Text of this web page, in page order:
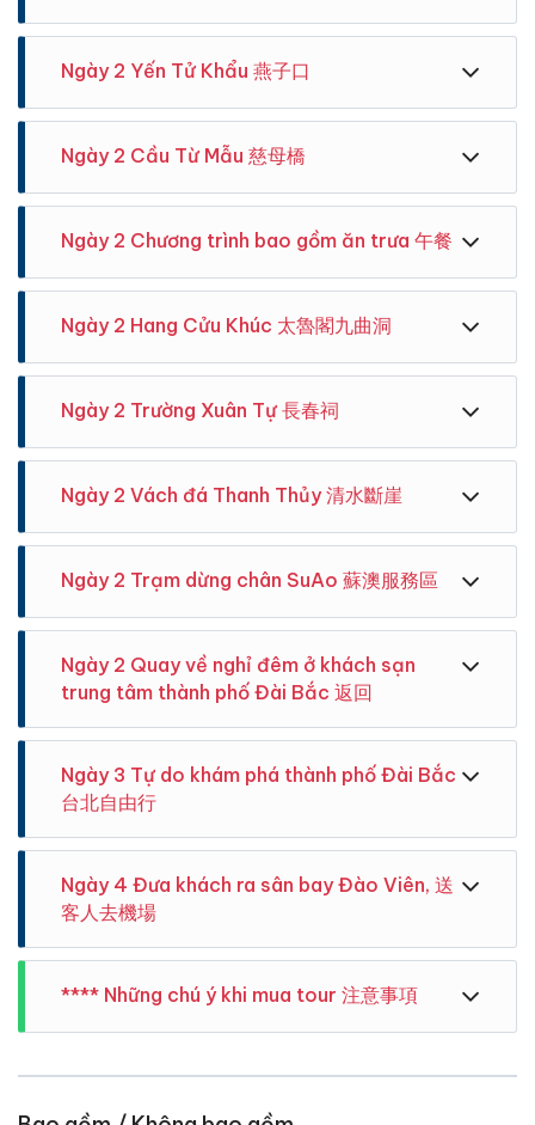
lửa Đài Bắc, cửa phía Đông số 3 (East 3) , trước đầu
chuẩn bị .
Điểm dừng đầu tiên trên hành trình là Trạm dừng
quán Starbucks duy nhất ở Đài Loan có cửa hàng
trong khu vực nhà máy xi măng, điểm check-in chụp
hình thường thấy trên các mạng xã hội gần đây. Nơi
đây, còn có những quầy hàng, bày bán đồ ăn vặt và
đáo của Hoa Liên, khiến du khách thích thú.
Trên đường đến Hoa Liên, Quý khách có thể nghỉ
bên đường, xuyên quan đường hầm Tuyết Sơn dài
nhất Đài Loan, từ trên xe có thể nhìn thấy toàn bộ
khung cảnh mục đồng xanh tươi, rộng lớn của Nghi
Lan, khiến lòng người thư thái, sảng khoái.Nằm cạnh
công trình kỷ niệm sự khai thông giữa phía Tây và
Đông Đài Loan.
Một sự kiện mang tính lịch sử và cũng là để tưởng
nhớ công lao của tổ tiên. Kiến trúc mang đậm phong
Đài Loan, vô cùng hiếm gặp.
[Đường mòn Shakadang]
giới, từ Cổng chào đến Thiên Tường, du khách sẽ đi
vách đá cẩm thạch dựng đứng và các đường hầm
trong hẻm núi, bạn sẽ có thể thưởng ngoạn được
toàn bộ phong cảnh trên đường đi
Đầu tiên du khách sẽ đi bộ dọc theo Đường mòn
Liwu trong vắt - Suối Shakadang. Nước ở đây trong
như pha lê, những viên sỏi dưới đáy lấp lánh, dòng
nước hiền hòa như nghệ nhân thiên nhiên đã khoét
sâu vào vách đá hoa cương hàng triệu năm để tạo
nên những hẻm núi sâu và hẹp.
Ngày 2 Yến Tử Khẩu 燕子口
[Yến Tử Khẩu]
nhiên của chim én vì vậy mà được gọi là Yến Tử
tuyệt đẹp của các vách đá, sự hùng vĩ của hẻm núi
cẩm thạch Taroko và địa hình hốc đá lỗi lõm đặc
trưng nhất ở đoạn này, được tạo ra do các mạch
nước ngầm và những dòng nước chảy xiết
Ngày 2 Cầu Từ Mẫu 慈母橋
[Cầu Từ Mẫu]
Mẫu, cây cầu được đặt tên bởi cố Tổng thống
nghe được câu chuyện xúc động về một người mẹ
bản địa, hàng ngày đều lên cầu, ngóng trông người
con trai yêu quý, đã bị dòng nước cuốn trôi với hy
vọng một ngày nào đó cậu bé sẽ trở về nhà.
Ngày 2 Chương trình bao gồm ăn trưa 午餐
Đến giờ ăn trưa, đoàn sẽ đến Thiên Tường và quý
đây.
Ngày 2 Hang Cửu Khúc 太魯閣九曲洞
[Hang động Cửu Khúc]
Sau bữa trưa, xe sẽ đưa du khách đến Hang động
núi Taroko, bạn có thể dễ dàng cảm nhận được sự kỳ
diệu của thiên nhiên và chiêm ngưỡng làn nước trong
vắt của Suối Liwu chảy xuyên qua hẻm núi đá cẩm
thạch tuyệt đẹp.
Ngày 2 Trường Xuân Tự 長春祠
[Đền Trường Xuân]
Tiếp theo, chúng ta sẽ đến đền Trường Xuân, nơi
được xây dựng để tưởng nhớ 225 công nhân, đã
Tây Đông
Ngày 2 Vách đá Thanh Thủy 清水斷崖
huyện Hoa Liên.
Được coi là một trong tám danh lam thắng cảnh của
Đài Loan với tổng chiều dài 22 km, được chia làm 4
( NT$ 1 ) năm 1961
Ngày 2 Trạm dừng chân SuAo 蘇澳服務區
[Trạm dừng chân Suao]
Điểm dừng cuối cùng của hành trình là Trạm dừng
chân có hình dáng chú cá voi bắt mắt - SuAo,
tượng trưng con tàu lớn cập bến, quý khách có thể
của mình với những món đồ lưu niệm và đặc sản chỉ
có ở Nghi Lan
Ngày 2 Quay về nghỉ đêm ở khách sạn
trung tâm thành phố Đài Bắc 返回
Quay về nghỉ đêm ở khách sạn trung tâm thành phố
Ngày 3 Tự do khám phá thành phố Đài Bắc
台北自由行
Ngày 4 Đưa khách ra sân bay Đào Viên, 送
客人去機場
**** Những chú ý khi mua tour 注意事項
2.Trẻ em dưới 3 tuổi được tham gia miễn phí nhưng